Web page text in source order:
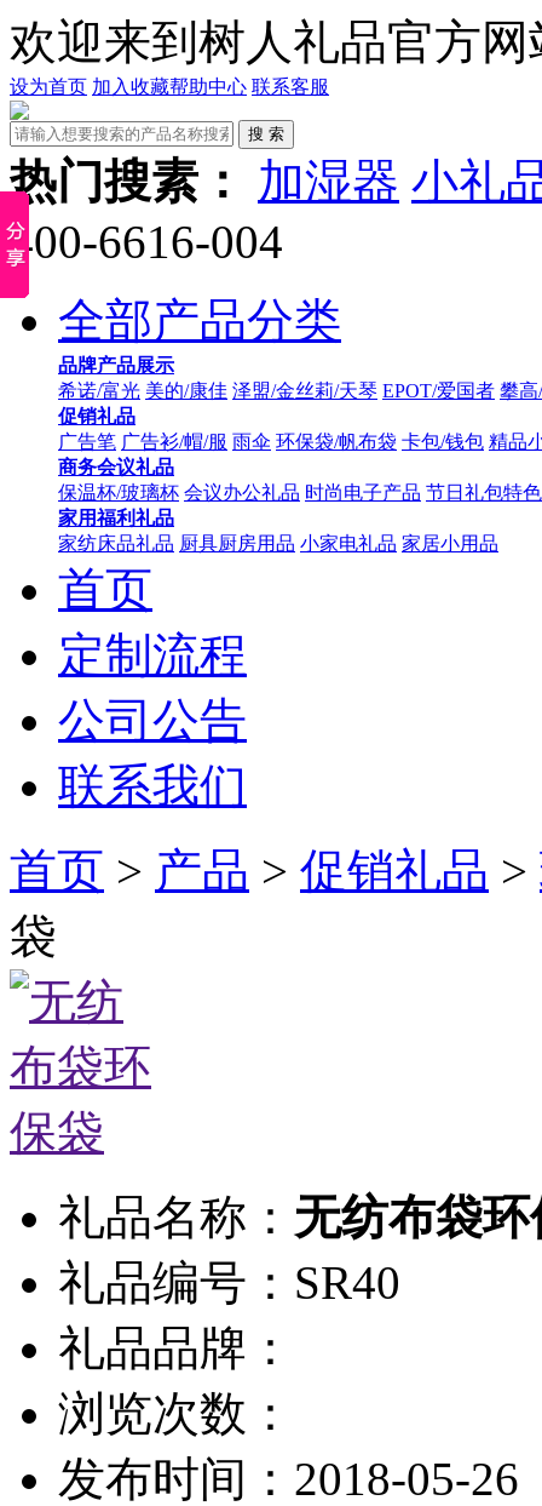
欢迎来到树人礼品官方网
设为首页 加入收藏帮助中心 联系客服
热门搜素： 加湿器 小礼
400-6616-004
全部产品分类
品牌产品展示
希诺/富光 美的/康佳 泽盟/金丝莉/天琴 EPOT/爱国者 攀高
促销礼品
广告笔 广告衫/帽/服 雨伞 环保袋/帆布袋 卡包/钱包 精品
商务会议礼品
保温杯/玻璃杯 会议办公礼品 时尚电子产品 节日礼包特
家用福利礼品
家纺床品礼品 厨具厨房用品 小家电礼品 家居小用品
首页
定制流程
公司公告
联系我们
首页 > 产品 > 促销礼品 >
袋
礼品名称： 无纺布袋
礼品编号：SR40
礼品品牌：
浏览次数：
发布时间：2018-05-26